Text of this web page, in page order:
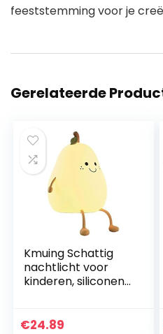
feeststemming voor je
Gerelateerde
Kmuing Schattig
nachtlicht voor
kinderen, siliconen
licht 7 kleuren USB
€24.89